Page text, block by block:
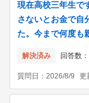
現在高校三年生で
さないとお金で自
た。今まで何度も
解決済み 回答数：
質問日： 2026/8/9 更